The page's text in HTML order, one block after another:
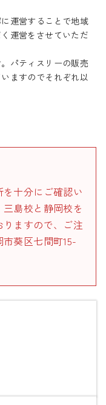
運営することで地域
運営をさせていただ
パティスリーの販売
ますのでそれぞれ以
十分にご確認い
島校と静岡校を
ますので、ご注
葵区七間町15-